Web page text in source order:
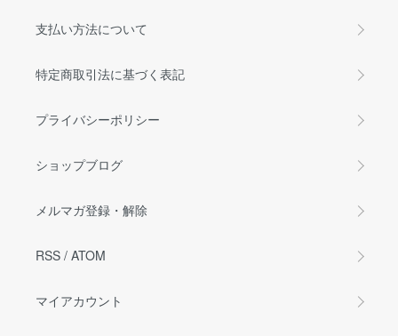
支払い方法について
特定商取引法に基づく表記
プライバシーポリシー
ショップブログ
メルマガ登録・解除
RSS / ATOM
マイアカウント